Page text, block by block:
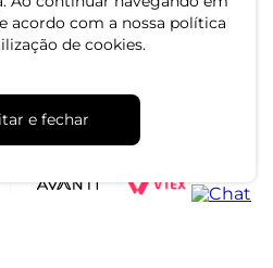
acordo com a nossa política
de cookies.
e fechar
0001-05